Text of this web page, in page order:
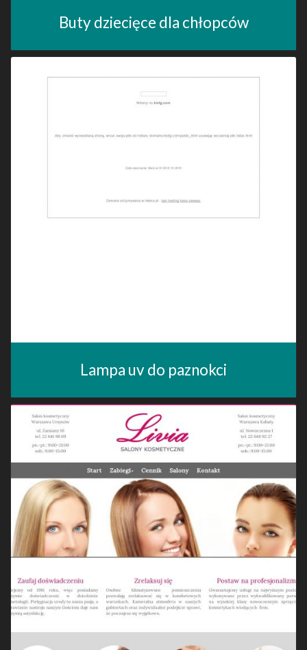
Buty dziecięce dla chłopców
Lampa uv do paznokci